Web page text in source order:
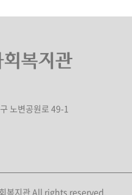
노변공원로 49-1
복지관 All rights reserved.